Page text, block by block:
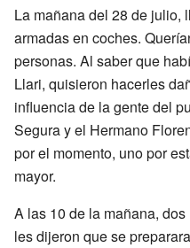
La mañana del 28 de julio,
armadas en coches.
personas. Al saber que
Llari, quisieron hacerles
influencia de la gente del
Segura y el Hermano
por el momento, uno por
mayor.
A las 10 de la mañana,
les dijeron que se